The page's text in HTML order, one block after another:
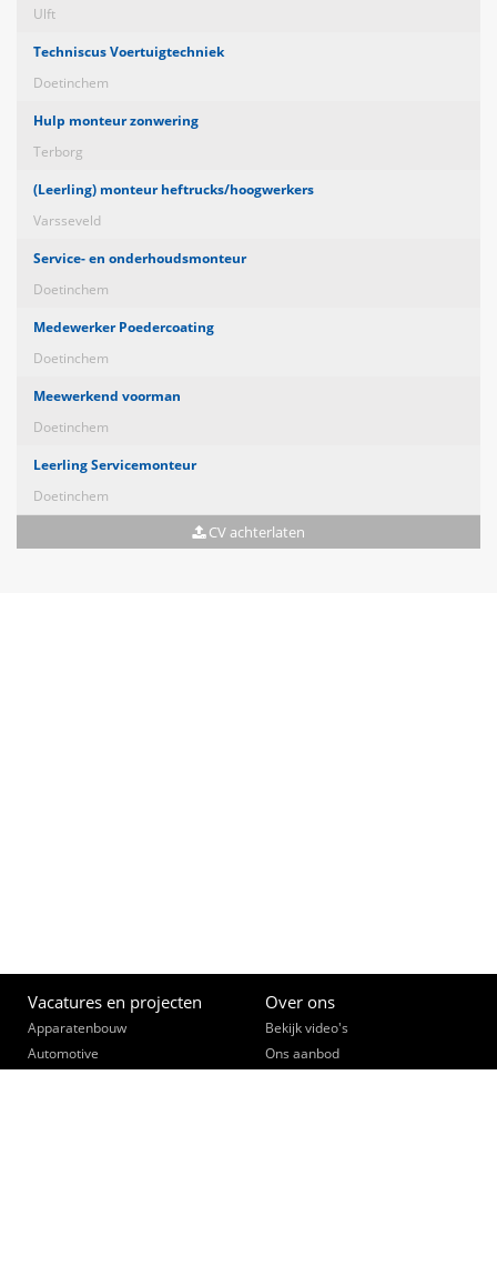
Ulft
Techniscus Voertuigtechniek
Doetinchem
Hulp monteur zonwering
Terborg
(Leerling) monteur heftrucks/hoogwerkers
Varsseveld
Service- en onderhoudsmonteur
Doetinchem
Medewerker Poedercoating
Doetinchem
Meewerkend voorman
Doetinchem
Leerling Servicemonteur
Doetinchem
CV achterlaten
Vacatures en projecten
Apparatenbouw
Automotive
Over ons
Bekijk video's
Ons aanbod